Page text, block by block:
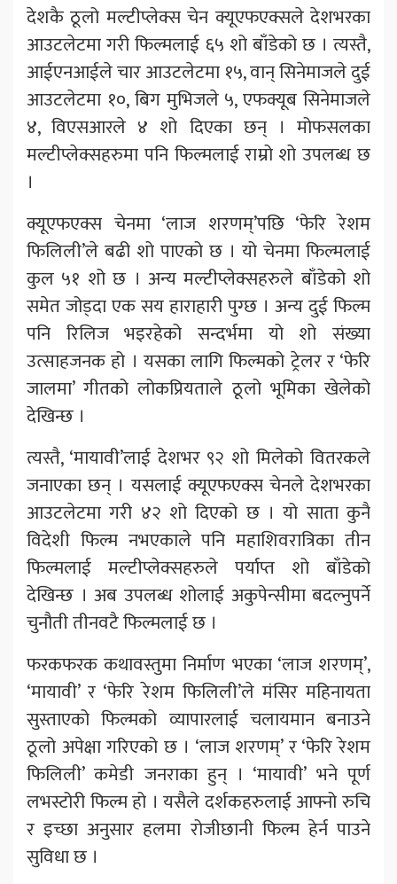
देशकै ठूलो मल्टीप्लेक्स चेन क्यूएफएक्सले देशभरका
आउटलेटमा गरी फिल्मलाई ६५ शो बाँडेको छ । त्यस्तै,
आईएनआईले चार आउटलेटमा १५, वान् सिनेमाजले दुई
आउटलेटमा १०, बिग मुभिजले ५, एफक्यूब सिनेमाजले
४, विएसआरले ४ शो दिएका छन् । मोफसलका
मल्टीप्लेक्सहरुमा पनि फिल्मलाई राम्रो शो उपलब्ध छ
।
क्यूएफएक्स चेनमा ‘लाज शरणम्’पछि ‘फेरि रेशम
फिलिली’ले बढी शो पाएको छ । यो चेनमा फिल्मलाई
कुल ५१ शो छ । अन्य मल्टीप्लेक्सहरुले बाँडेको शो
समेत जोड्दा एक सय हाराहारी पुग्छ । अन्य दुई फिल्म
पनि रिलिज भइरहेको सन्दर्भमा यो शो संख्या
उत्साहजनक हो । यसका लागि फिल्मको ट्रेलर र ‘फेरि
जालमा’ गीतको लोकप्रियताले ठूलो भूमिका खेलेको
देखिन्छ ।
त्यस्तै, ‘मायावी’लाई देशभर ९२ शो मिलेको वितरकले
जनाएका छन् । यसलाई क्यूएफएक्स चेनले देशभरका
आउटलेटमा गरी ४२ शो दिएको छ । यो साता कुनै
विदेशी फिल्म नभएकाले पनि महाशिवरात्रिका तीन
फिल्मलाई मल्टीप्लेक्सहरुले पर्याप्त शो बाँडेको
देखिन्छ । अब उपलब्ध शोलाई अकुपेन्सीमा बदल्नुपर्ने
चुनौती तीनवटै फिल्मलाई छ ।
फरकफरक कथावस्तुमा निर्माण भएका ‘लाज शरणम्’,
‘मायावी’ र ‘फेरि रेशम फिलिली’ले मंसिर महिनायता
सुस्ताएको फिल्मको व्यापारलाई चलायमान बनाउने
ठूलो अपेक्षा गरिएको छ । ‘लाज शरणम्’ र ‘फेरि रेशम
फिलिली’ कमेडी जनराका हुन् । ‘मायावी’ भने पूर्ण
लभस्टोरी फिल्म हो । यसैले दर्शकहरुलाई आफ्नो रुचि
र इच्छा अनुसार हलमा रोजीछानी फिल्म हेर्न पाउने
सुविधा छ ।